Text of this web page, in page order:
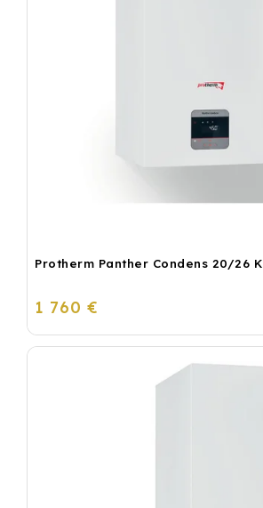
Protherm Panther Condens 20/26
1 760 €